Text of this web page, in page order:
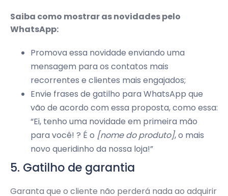
Saiba como mostrar as novidades pelo
WhatsApp:
Promova essa novidade enviando uma
mensagem para os contatos mais
recorrentes e clientes mais engajados;
Envie frases de gatilho para WhatsApp que
vão de acordo com essa proposta, como essa:
“Ei, tenho uma novidade em primeira mão
para você! ? É o [nome do produto], o mais
novo queridinho da nossa loja!”
5. Gatilho de garantia
Garanta que o cliente não perderá nada ao adquirir